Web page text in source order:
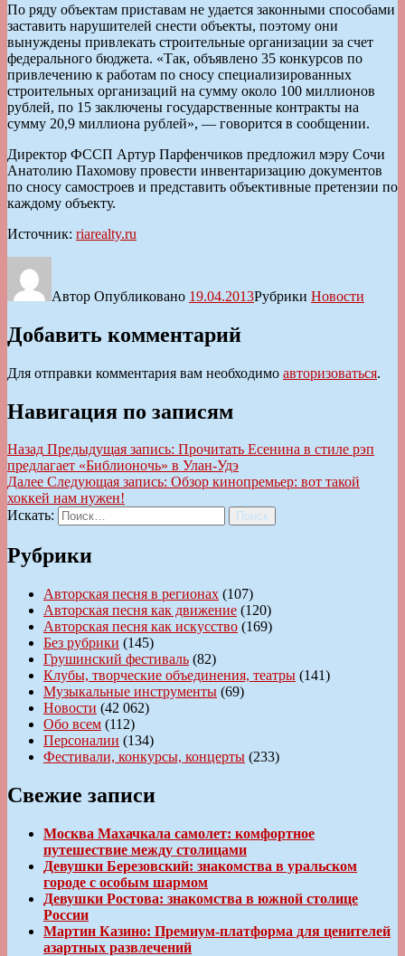
По ряду объектам приставам не удается законными способами
заставить нарушителей снести объекты, поэтому они
вынуждены привлекать строительные организации за счет
федерального бюджета. «Так, объявлено 35 конкурсов по
привлечению к работам по сносу специализированных
строительных организаций на сумму около 100 миллионов
рублей, по 15 заключены государственные контракты на
сумму 20,9 миллиона рублей», — говорится в сообщении.
Директор ФССП Артур Парфенчиков предложил мэру Сочи
Анатолию Пахомову провести инвентаризацию документов
по сносу самостроев и представить объективные претензии по
каждому объекту.
Источник: riarealty.ru
Автор Опубликовано 19.04.2013Рубрики Новости
Добавить комментарий
Для отправки комментария вам необходимо авторизоваться.
Навигация по записям
Назад Предыдущая запись: Прочитать Есенина в стиле рэп
предлагает «Библионочь» в Улан-Удэ
Далее Следующая запись: Обзор кинопремьер: вот такой
хоккей нам нужен!
Искать:
Поиск
Рубрики
Авторская песня в регионах (107)
Авторская песня как движение (120)
Авторская песня как искусство (169)
Без рубрики (145)
Грушинский фестиваль (82)
Клубы, творческие объединения, театры (141)
Музыкальные инструменты (69)
Новости (42 062)
Обо всем (112)
Персоналии (134)
Фестивали, конкурсы, концерты (233)
Свежие записи
Москва Махачкала самолет: комфортное
путешествие между столицами
Девушки Березовский: знакомства в уральском
городе с особым шармом
Девушки Ростова: знакомства в южной столице
России
Мартин Казино: Премиум-платформа для ценителей
азартных развлечений